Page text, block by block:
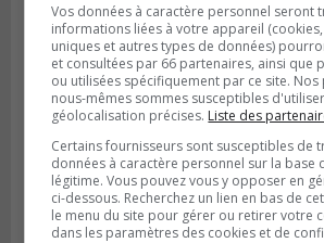
Publié le 18 juillet 2026 à 07h58
Le parc Poly-aréna de
en début août
Vos données à caractère personnel seront
informations liées à votre appareil
uniques et autres types de données)
et consultées par 66 partenaires, ainsi que
ou utilisées spécifiquement par ce site.
nous-mêmes sommes susceptibles
géolocalisation précises. Liste des
Certains fournisseurs sont susceptibles de
données à caractère personnel sur la base
légitime. Vous pouvez vous y opposer en
ci-dessous. Recherchez un lien en bas de
le menu du site pour gérer ou retirer votre
dans les paramètres des cookies et de